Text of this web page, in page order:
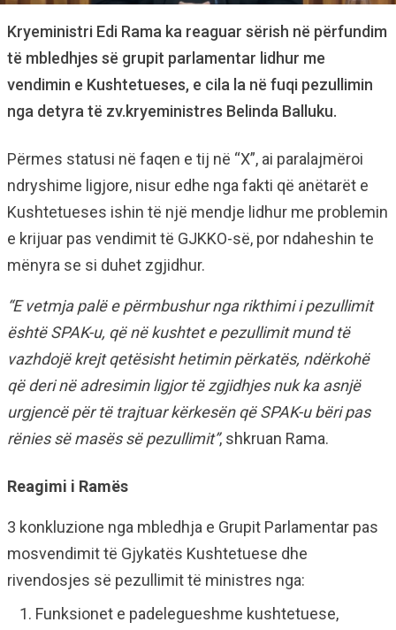
Kryeministri Edi Rama ka reaguar sërish në përfundim
të mbledhjes së grupit parlamentar lidhur me
vendimin e Kushtetueses, e cila la në fuqi pezullimin
nga detyra të zv.kryeministres Belinda Balluku.
Përmes statusi në faqen e tij në “X”, ai paralajmëroi
ndryshime ligjore, nisur edhe nga fakti që anëtarët e
Kushtetueses ishin të një mendje lidhur me problemin
e krijuar pas vendimit të GJKKO-së, por ndaheshin te
mënyra se si duhet zgjidhur.
“E vetmja palë e përmbushur nga rikthimi i pezullimit
është SPAK-u, që në kushtet e pezullimit mund të
vazhdojë krejt qetësisht hetimin përkatës, ndërkohë
që deri në adresimin ligjor të zgjidhjes nuk ka asnjë
urgjencë për të trajtuar kërkesën që SPAK-u bëri pas
rënies së masës së pezullimit”, shkruan Rama.
Reagimi i Ramës
3 konkluzione nga mbledhja e Grupit Parlamentar pas
mosvendimit të Gjykatës Kushtetuese dhe
rivendosjes së pezullimit të ministres nga:
Funksionet e padelegueshme kushtetuese,